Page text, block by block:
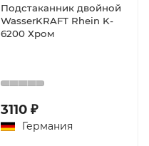
Подстаканник двойной
WasserKRAFT Rhein K-
6200 Хром
3110 ₽
Германия